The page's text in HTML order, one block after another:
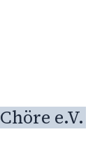
e.V.